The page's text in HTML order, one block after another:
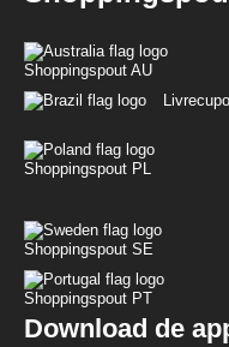
Shoppingspout AU
Shoppingspout PL
Shoppingspout SE
Shoppingspout PT
Download de